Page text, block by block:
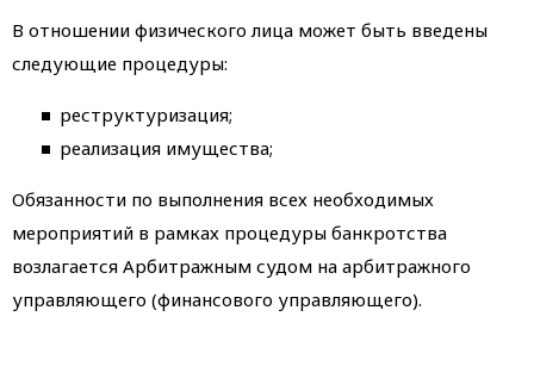
В отношении физического лица может быть введены
следующие процедуры:
реструктуризация;
реализация имущества;
Обязанности по выполнения всех необходимых
мероприятий в рамках процедуры банкротства
возлагается Арбитражным судом на арбитражного
управляющего (финансового управляющего).